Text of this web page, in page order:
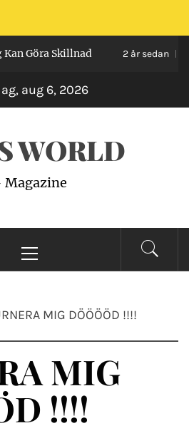
2 år sedan Så Gör du En
aug 6, 2026
WORLD
Magazine
meny
MIG DÖÖÖÖD !!!!
MIG
!!!!